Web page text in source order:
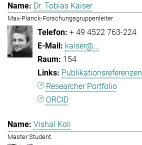
Dr. Tobias Kaiser
Max-Planck-Forschungsgruppenleiter
+ 49 4522 763-224
kaiser@...
154
Publikationsreferenzen
Researcher Portfolio
ORCID
Vishal Koli
Master Student